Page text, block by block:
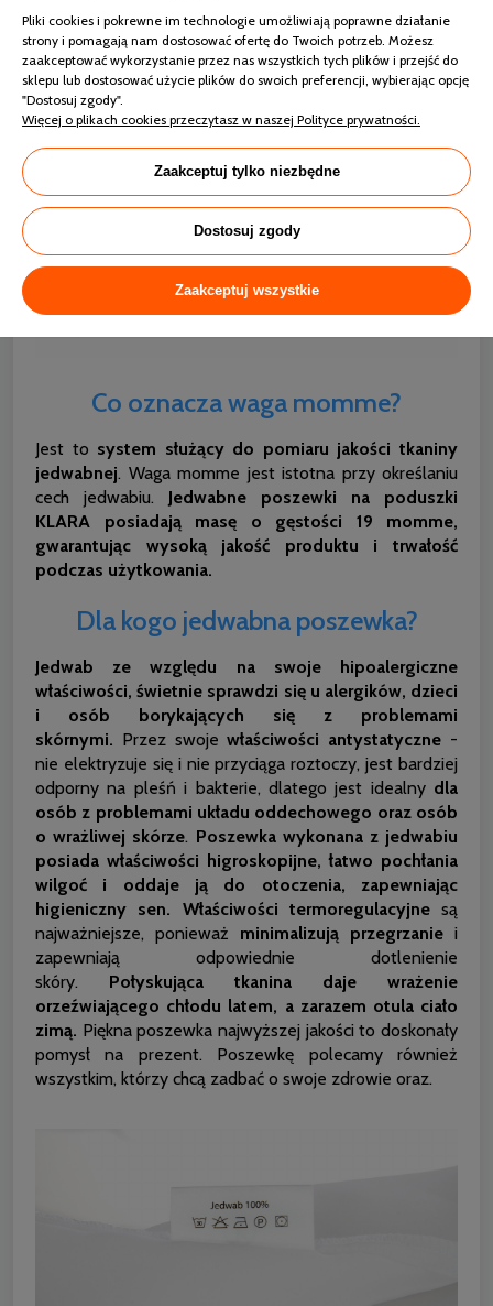
Co oznacza waga momme?
Jest to system służący do pomiaru jakości tkaniny
jedwabnej. Waga momme jest istotna przy określaniu
cech jedwabiu. Jedwabne poszewki na poduszki
KLARA posiadają masę o gęstości 19 momme,
gwarantując wysoką jakość produktu i trwałość
podczas użytkowania.
Dla kogo jedwabna poszewka?
Jedwab ze względu na swoje hipoalergiczne
właściwości, świetnie sprawdzi się u alergików, dzieci
i osób borykających się z problemami
skórnymi. Przez swojewłaściwości antystatyczne -
nie elektryzuje się i nie przyciąga roztoczy, jest bardziej
odporny na pleśń i bakterie, dlatego jest idealny dla
osób z problemami układu oddechowego oraz osób
o wrażliwej skórze. Poszewka wykonana z jedwabiu
posiada właściwości higroskopijne, łatwo pochłania
wilgoć i oddaje ją do otoczenia, zapewniając
higieniczny sen.
Właściwości termoregulacyjnesą
najważniejsze, ponieważ minimalizują przegrzanie i
zapewniają odpowiednie dotlenienie
skóry. Połyskująca tkanina daje wrażenie
orzeźwiającego chłodu latem, a zarazem otula ciało
zimą. Piękna poszewka najwyższej jakości to doskonały
pomysł na prezent. Poszewkę polecamy również
wszystkim, którzy chcą zadbać o swoje zdrowie oraz.
Pliki cookies i pokrewne im technologie umożliwiają poprawne działanie
strony i pomagają nam dostosować ofertę do Twoich potrzeb. Możesz
zaakceptować wykorzystanie przez nas wszystkich tych plików i przejść do
sklepu lub dostosować użycie plików do swoich preferencji, wybierając opcję
"Dostosuj zgody".
Więcej o plikach cookies przeczytasz w naszej Polityce prywatności.
Zaakceptuj tylko niezbędne
Dostosuj zgody
Zaakceptuj wszystkie